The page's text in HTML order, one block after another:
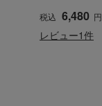
税込 6,480 円
レビュー1件